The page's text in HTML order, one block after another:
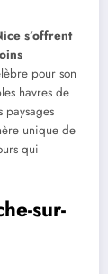
s’offrent
pour son
havres de
paysages
unique de
qui
sur-